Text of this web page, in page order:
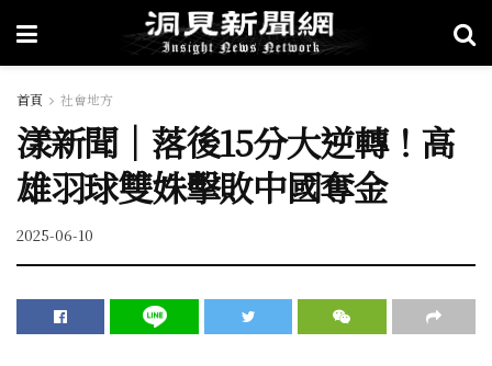
首頁 社會地方
漾新聞｜落後15分大逆轉！高
雄羽球雙姝擊敗中國奪金
2025-06-10